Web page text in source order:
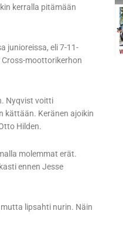
kerralla pitämään
junioreissa, eli 7-11-
Cross-moottorikerhon
Nyqvist voitti
kättään. Keränen ajoikin
Hilden.
molemmat erät.
ennen Jesse
lipsahti nurin. Näin